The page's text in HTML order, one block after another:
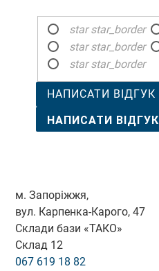
star star_border
star star_border
star star_border
НАПИСАТИ ВІДГУК
НАПИСАТИ ВІДГУК
м. Запоріжжя,
вул. Карпенка-Карого, 47
Склади бази «ТАКО»
Склад 12
067 619 18 82